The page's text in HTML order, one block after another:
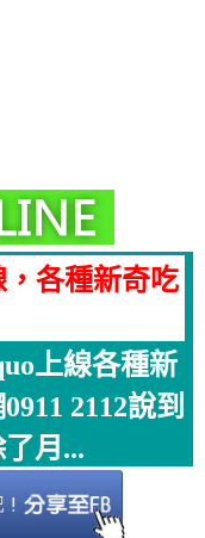
各種新奇吃
上線各種新
2112說到
月...